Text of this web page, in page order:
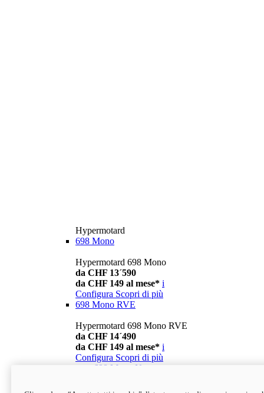
Hypermotard
698 Mono
Hypermotard 698 Mono
da CHF 13´590
da CHF 149 al mese* i
Configura Scopri di più
698 Mono RVE
Hypermotard 698 Mono RVE
da CHF 14´490
da CHF 149 al mese* i
Configura Scopri di più
698 Mono Nera
Hypermotard 698 Mono Nera